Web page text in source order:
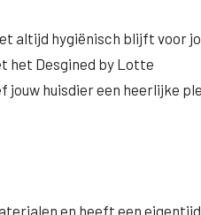
altijd hygiënisch blijft voor
het Desgined by Lotte
jouw huisdier een heerlijke
en heeft een